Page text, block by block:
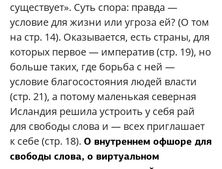
существует». Суть спора: правда —
условие для жизни или угроза ей? (О том
на стр. 14). Оказывается, есть страны, для
которых первое — императив (стр. 19), но
больше таких, где борьба с ней —
условие благосостояния людей власти
(стр. 21), а потому маленькая северная
Исландия решила устроить у себя рай
для свободы слова и — всех приглашает
к себе (стр. 18). О внутреннем офшоре для
свободы слова, о виртуальном